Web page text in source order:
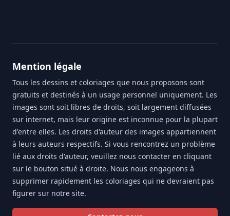
Mention légale
Tous les dessins et coloriages que nous proposons sont
gratuits et destinés à un usage personnel uniquement. Les
images sont soit libres de droits, soit largement diffusées
sur internet, mais leur origine est inconnue pour la plupart
d'entre elles. Les droits d'auteur des images appartiennent
à leurs auteurs respectifs. Si vous rencontrez un problème
lié aux droits d'auteur, veuillez nous contacter en cliquant
sur le bouton situé à droite. Nous nous engageons à
supprimer rapidement les coloriages qui ne devraient pas
figurer sur notre site.